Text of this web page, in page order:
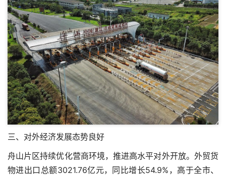
三、对外经济发展态势良好
舟山片区持续优化营商环境，推进高水平对外开放。外贸货
物进出口总额3021.76亿元，同比增长54.9%，高于全市、